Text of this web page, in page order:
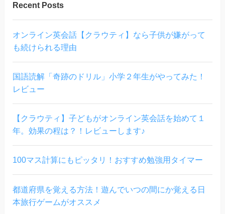
Recent Posts
オンライン英会話【クラウティ】なら子供が嫌がって
も続けられる理由
国語読解「奇跡のドリル」小学２年生がやってみた！
レビュー
【クラウティ】子どもがオンライン英会話を始めて１
年。効果の程は？！レビューします♪
100マス計算にもピッタリ！おすすめ勉強用タイマー
都道府県を覚える方法！遊んでいつの間にか覚える日
本旅行ゲームがオススメ